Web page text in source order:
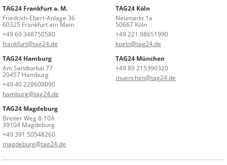
TAG24 Frankfurt a. M.
Friedrich-Ebert-Anlage 36
60325 Frankfurt am Main
+49 69 348750580
frankfurt@tag24.de
TAG24 Köln
Neumarkt 1a
50667 Köln
+49 221 98651990
koeln@tag24.de
TAG24 Hamburg
Am Sandtorkai 77
20457 Hamburg
+49 40 228608090
hamburg@tag24.de
TAG24 München
+49 89 215390320
muenchen@tag24.de
TAG24 Magdeburg
Breiter Weg 8-10A
39104 Magdeburg
+49 391 50548260
magdeburg@tag24.de